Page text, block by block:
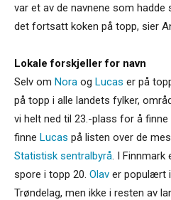
var et av de navnene som
det fortsatt koken på topp, sier
Lokale forskjeller for navn
Selv om Nora og Lucas er på
på topp i alle landets fylker,
vi helt ned til 23.-plass for å finne
finne Lucas på listen over de
Statistisk sentralbyrå. I Finnmark
spore i topp 20. Olav er populært
Trøndelag, men ikke i resten av